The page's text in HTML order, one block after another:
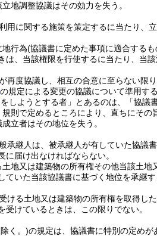
地調整協議はその効力を失う。
用に関する施策を策定するに当たり、
行為(協議書に定めた事項に適合する
は、当該権限を行使するに当たり、当
再度協議し、相互の合意に至らない限
の規定による変更の協議について準用する
をしようとする者」とあるのは、「協議
則で定めるところにより、直ちにその
立者はその地位を失う。
承継人は、被承継人が有していた協議
届け出なければならない。
地又は建築物の所有権その他当該土
いた当該協議書に基づく地位を承継す
ける土地又は建築物の所有権を取得し
受けているときは、この限りでない。
く。)の規定は、協議書に特別の定めが